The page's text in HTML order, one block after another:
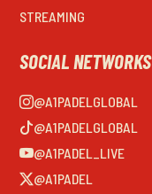
STREAMING
SOCIAL NETWORKS
@A1PADELGLOBAL
@A1PADELGLOBAL
@A1PADEL_LIVE
@A1PADEL